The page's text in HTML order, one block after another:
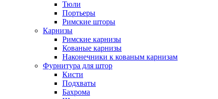
Тюли
Портьеры
Римские шторы
Карнизы
Римские карнизы
Кованые карнизы
Наконечники к кованым карнизам
Фурнитура для штор
Кисти
Подхваты
Бахрома